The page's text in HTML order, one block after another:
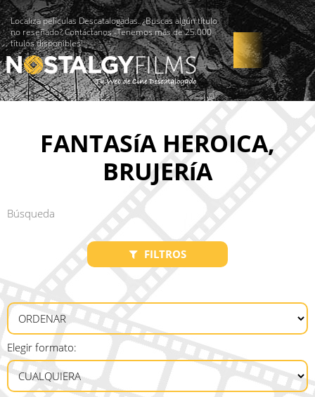
Localiza películas Descatalogadas. ¿Buscas algún título
no reseñado? Contáctanos -Tenemos más de 25.000
títulos disponibles!
FANTASíA HEROICA,
BRUJERíA
FILTROS
Elegir formato: